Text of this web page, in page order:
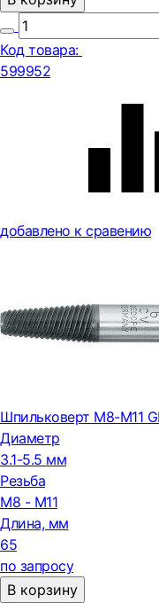
Код товара:
599952
добавлено к сравению
Шпильковерт M8-M11
Диаметр
3.1-5.5 мм
Резьба
M8 - M11
Длина, мм
65
по запросу
В корзину